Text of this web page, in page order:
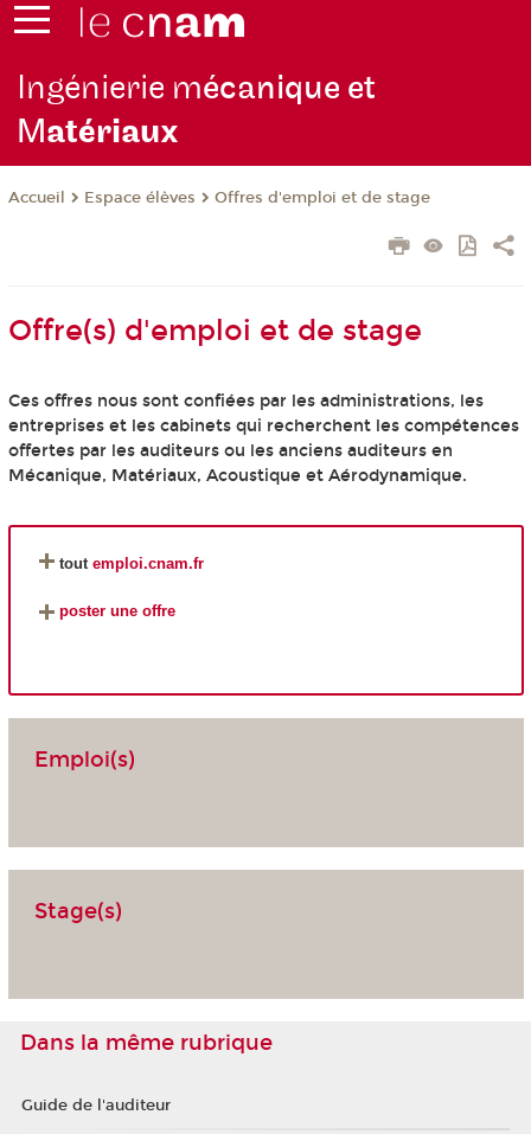
Ingénierie mécanique et
Matériaux
Accueil Espace élèves Offres d'emploi et de stage
Offre(s) d'emploi et de stage
Ces offres nous sont confiées par les administrations, les
entreprises et les cabinets qui recherchent les compétences
offertes par les auditeurs ou les anciens auditeurs en
Mécanique, Matériaux, Acoustique et Aérodynamique.
tout emploi.cnam.fr
poster une offre
Emploi(s)
Stage(s)
Dans la même rubrique
Guide de l'auditeur